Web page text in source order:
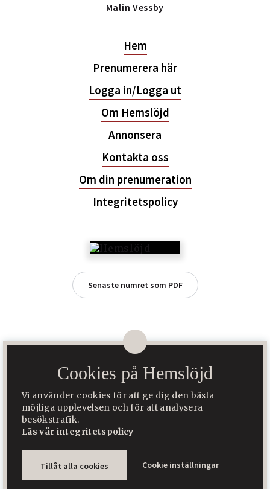
Malin Vessby
Hem
Prenumerera här
Logga in/Logga ut
Om Hemslöjd
Annonsera
Kontakta oss
Om din prenumeration
Integritetspolicy
Senaste numret som PDF
Hemslöjd är Sveriges största tidning för slöjd, folkkonst och
hantverk. Den ges ut av Hemslöjd Media AB som ägs av Svenska
Hemslöjdsföreningarnas Riksförbund.
Byggd med♥
Cookies på Hemslöjd
Vi använder cookies för att ge dig den bästa
möjliga upplevelsen och för att analysera
besökstrafik.
Läs vår integritetspolicy
Tillåt alla cookies Cookie inställningar